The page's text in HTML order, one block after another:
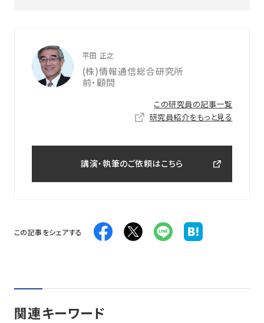
平田 正之
(株)情報通信総合研究所
前・顧問
この研究員の記事一覧
研究員紹介をもっと見る
講演・執筆のご依頼はこちら
この記事をシェアする
関連キーワード